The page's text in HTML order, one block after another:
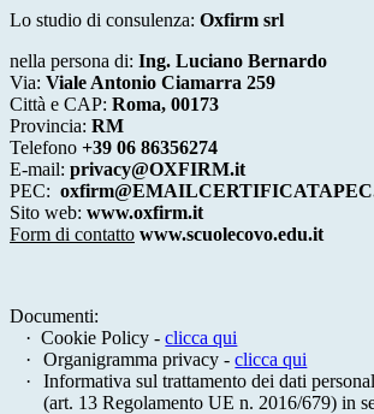
Lo studio di consulenza: Oxfirm srl
nella persona di: Ing. Luciano Bernardo
Via: Viale Antonio Ciamarra 259
Città e CAP: Roma, 00173
Provincia: RM
Telefono +39 06 86356274
E-mail: privacy@OXFIRM.it
PEC:
Sito web: www.oxfirm.it
Form di contatto www.scuolecovo.edu.it
Documenti:
· Cookie Policy -clicca qui
·
Organigramma privacy -clicca qui
·
Informativa sul trattamento dei dati
(art. 13 Regolamento UE n. 2016/679) in